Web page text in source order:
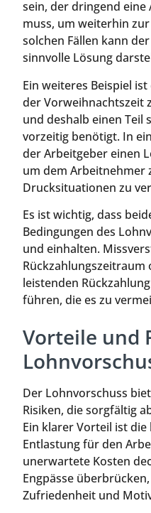
sein, der dringend
muss, um weiterhin
solchen Fällen kann
sinnvolle Lösung
Ein weiteres Beispiel
der Vorweihnachtszeit
und deshalb einen Teil
vorzeitig benötigt. In
der Arbeitgeber einen
um dem Arbeitnehmer
Drucksituationen zu
Es ist wichtig, dass
Bedingungen des
und einhalten.
Rückzahlungszeitraum
leistenden
führen, die es zu
Vorteile und
Der Lohnvorschuss
Risiken, die sorgfältig
Ein klarer Vorteil ist
Entlastung für den
unerwartete Kosten
Engpässe
Zufriedenheit und